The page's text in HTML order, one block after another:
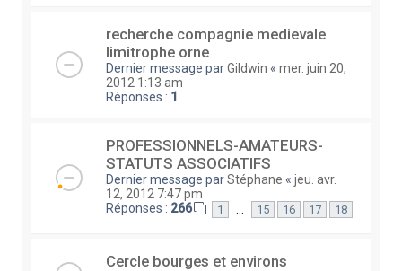
recherche compagnie medievale
limitrophe orne
Dernier message parGildwin « mer. juin 20,
2012 1:13 am
Réponses : 1
PROFESSIONNELS-AMATEURS-
STATUTS ASSOCIATIFS
Dernier message parStéphane « jeu. avr.
12, 2012 7:47 pm
Réponses : 266 1 15 16 17 18
Cercle bourges et environs